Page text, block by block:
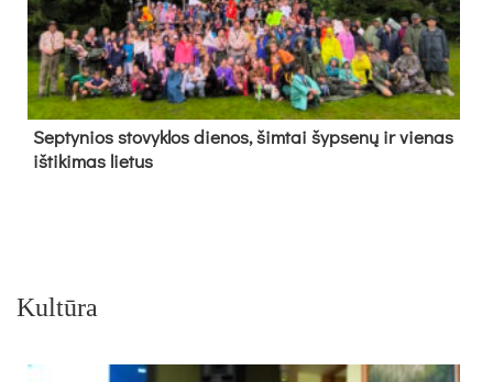
Sep­ty­nios sto­vyk­los die­nos, šim­tai šyp­se­nų ir vie­nas
iš­ti­ki­mas lie­tus
Kultūra